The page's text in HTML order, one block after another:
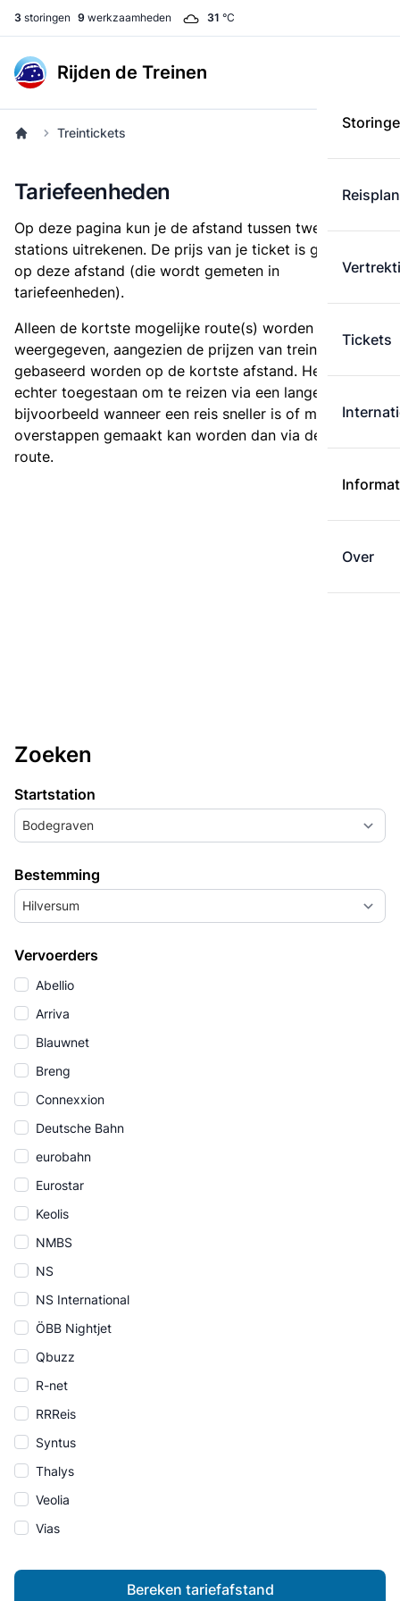
3 storingen 9 werkzaamheden 31 °C
Rijden de Treinen
Tickets
Over
Treintickets
Tariefeenheden
Op deze pagina kun je de afstand tussen twee
stations uitrekenen. De prijs van je ticket is gebaseerd
op deze afstand (die wordt gemeten in
tariefeenheden).
Alleen de kortste mogelijke route(s) worden
weergegeven, aangezien de prijzen van treintickets
gebaseerd worden op de kortste afstand. Het is
echter toegestaan om te reizen via een langere route,
bijvoorbeeld wanneer een reis sneller is of met minder
overstappen gemaakt kan worden dan via de kortste
route.
Zoeken
Startstation
Bodegraven
Bestemming
Hilversum
Vervoerders
Abellio
Arriva
Blauwnet
Breng
Connexxion
Deutsche Bahn
eurobahn
Eurostar
Keolis
NMBS
NS
NS International
ÖBB Nightjet
Qbuzz
R-net
RRReis
Syntus
Thalys
Veolia
Vias
Bereken tariefafstand